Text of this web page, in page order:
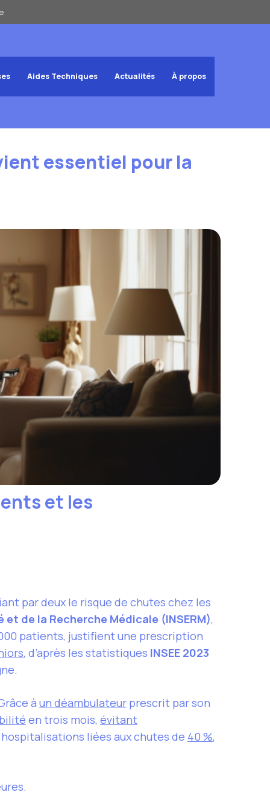
Aides Techniques Actualités À propos
essentiel pour la
et les
par deux le risque de chutes chez les
de la Recherche Médicale (INSERM),
patients, justifient une prescription
, d’après les statistiques INSEE 2023
à un déambulateur prescrit par son
en trois mois, évitant
liées aux chutes de 40 %,